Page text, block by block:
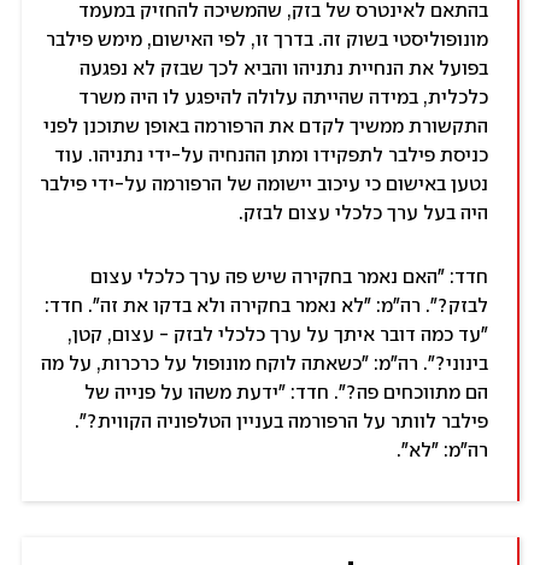
בהתאם לאינטרס של בזק, שהמשיכה להחזיק במעמד
מונופוליסטי בשוק זה. בדרך זו, לפי האישום, מימש פילבר
בפועל את הנחיית נתניהו והביא לכך שבזק לא נפגעה
כלכלית, במידה שהייתה עלולה להיפגע לו היה משרד
התקשורת ממשיך לקדם את הרפורמה באופן שתוכנן לפני
כניסת פילבר לתפקידו ומתן ההנחיה על-ידי נתניהו. עוד
נטען באישום כי עיכוב יישומה של הרפורמה על-ידי פילבר
היה בעל ערך כלכלי עצום לבזק.
חדד: "האם נאמר בחקירה שיש פה ערך כלכלי עצום
לבזק?". רה"מ: "לא נאמר בחקירה ולא בדקו את זה". חדד:
"עד כמה דובר איתך על ערך כלכלי לבזק - עצום, קטן,
בינוני?". רה"מ: "כשאתה לוקח מונופול על כרכרות, על מה
הם מתווכחים פה?". חדד: "ידעת משהו על פנייה של
פילבר לוותר על הרפורמה בעניין הטלפוניה הקווית?".
רה"מ: "לא".